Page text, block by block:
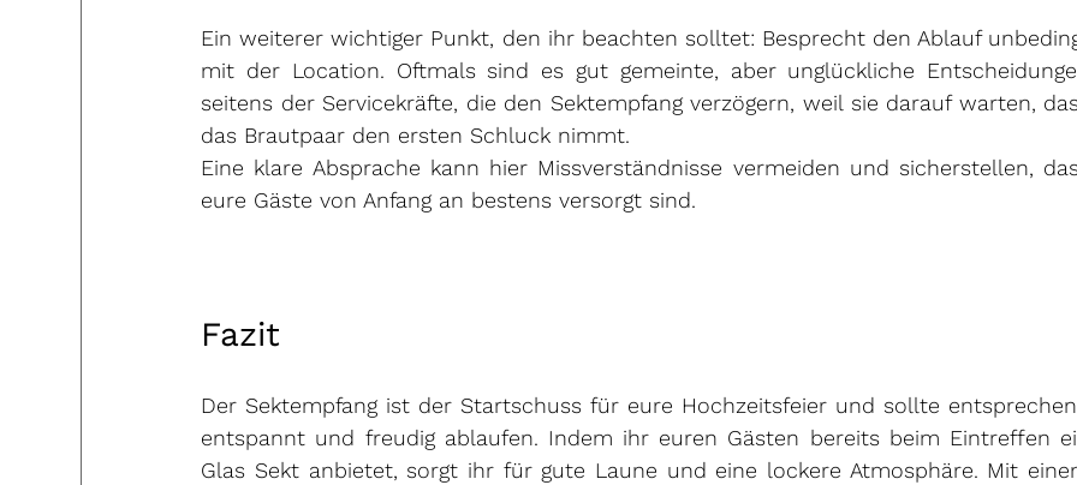
Ein weiterer wichtiger Punkt, den ihr beachten solltet: Besprecht den Ablauf
mit der Location. Oftmals sind es gut gemeinte, aber unglückliche
seitens der Servicekräfte, die den Sektempfang verzögern, weil sie darauf warten,
das Brautpaar den ersten Schluck nimmt.
Eine klare Absprache kann hier Missverständnisse vermeiden und sicherstellen,
eure Gäste von Anfang an bestens versorgt sind.
Fazit
Der Sektempfang ist der Startschuss für eure Hochzeitsfeier und sollte
entspannt und freudig ablaufen. Indem ihr euren Gästen bereits beim Eintreffen
Glas Sekt anbietet, sorgt ihr für gute Laune und eine lockere Atmosphäre. Mit